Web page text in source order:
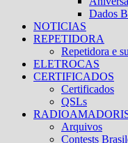
Dados
NOTICIAS
REPETIDORA
Repetidora e
ELETROCAS
CERTIFICADOS
Certificados
QSLs
Arquivos
Contests